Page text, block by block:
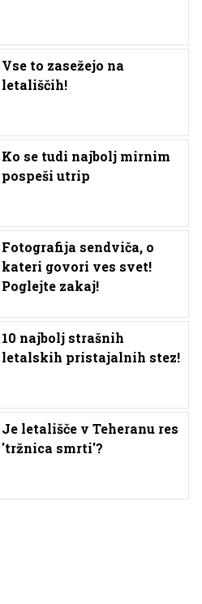
Vse to zasežejo na
letališčih!
Ko se tudi najbolj mirnim
pospeši utrip
Fotografija sendviča, o
kateri govori ves svet!
Poglejte zakaj!
10 najbolj strašnih
letalskih pristajalnih stez!
Je letališče v Teheranu res
'tržnica smrti'?